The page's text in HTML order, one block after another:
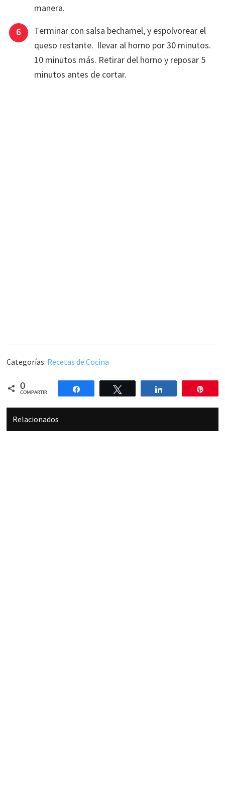
manera.
Terminar con salsa bechamel, y espolvorear el
queso restante. llevar al horno por 30 minutos.
10 minutos más. Retirar del horno y reposar 5
minutos antes de cortar.
Categorías: Recetas de Cocina
0
COMPARTIR
Compartir Compartir
Relacionados